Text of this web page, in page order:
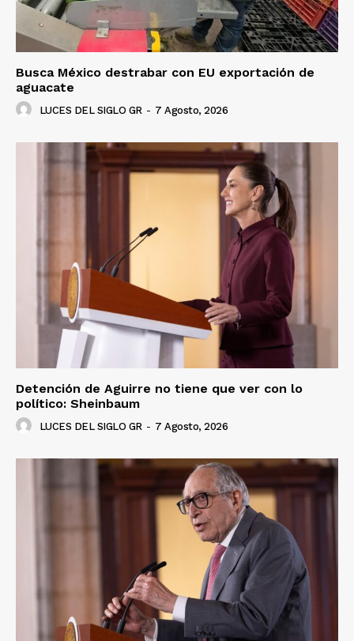
Busca México destrabar con EU exportación de
aguacate
LUCES DEL SIGLO GR - 7 Agosto, 2026
Detención de Aguirre no tiene que ver con lo
político: Sheinbaum
LUCES DEL SIGLO GR - 7 Agosto, 2026